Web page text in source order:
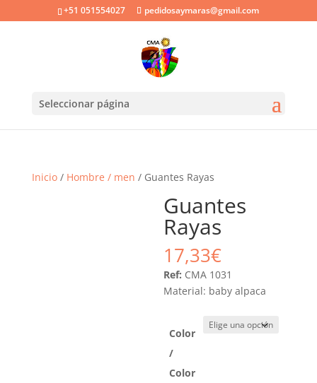
+51 051554027 pedidosaymaras@gmail.com
Seleccionar página
Inicio/ Hombre / men / Guantes Rayas
Guantes
Rayas
17,33€
Ref: CMA 1031
Material: baby alpaca
Color
/
Color